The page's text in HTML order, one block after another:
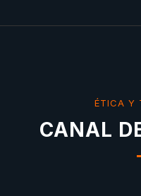
ÉTICA Y
CANAL